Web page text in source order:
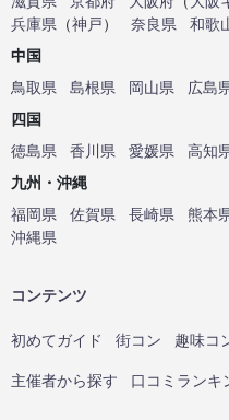
兵庫県 （神戸） 奈良県
和歌
中国
鳥取県
島根県 岡山県 広島
四国
徳島県
香川県 愛媛県
高知
九州・沖縄
福岡県
佐賀県 長崎県 熊本
沖縄県
コンテンツ
初めてガイド 街コン 趣味コ
主催者から探す 口コミランキ